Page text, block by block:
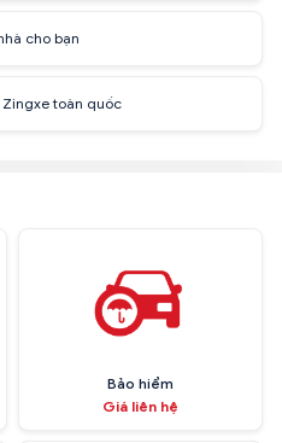
cho bạn
Zingxe toàn quốc
Bảo hiểm
Giá liên hệ